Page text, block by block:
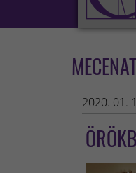
2020. 01.